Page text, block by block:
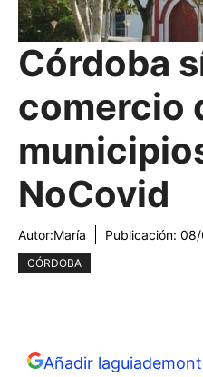
Córdoba
comercio
NoCovid
Autor:María Publicación: 08/
CÓRDOBA
Añadir